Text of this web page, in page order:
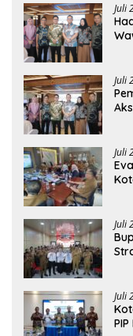
Juli
Juli
Juli
Juli
Juli